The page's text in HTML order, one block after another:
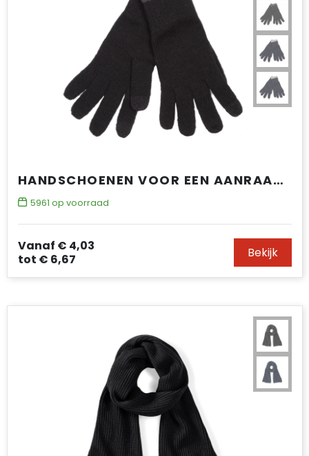
HANDSCHOENEN VOOR EEN AANRAAKSCHERM
5961 op voorraad
Vanaf € 4,03
tot € 6,67 Bekijk